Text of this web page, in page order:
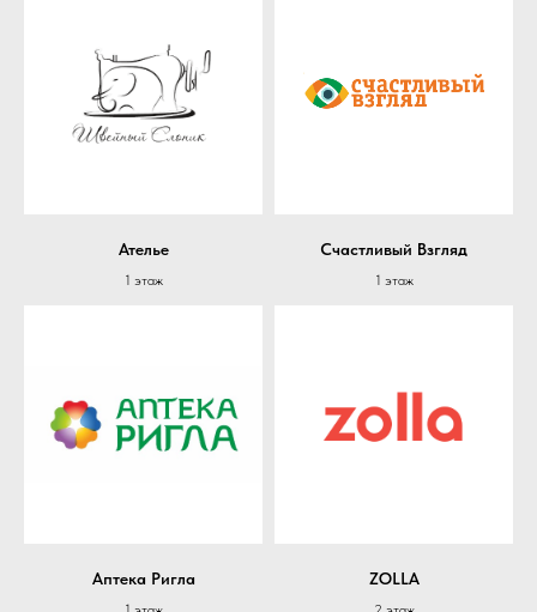
Ателье
1 этаж
Счастливый Взгляд
1 этаж
Аптека Ригла ZOLLA